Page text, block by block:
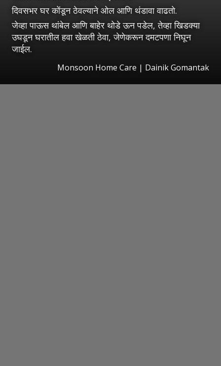
दिवसभर घर कोंडून ठेवल्याने ओल आणि थंडावा वाढतो.
जेव्हा पाऊस थांबेल आणि बाहेर थोडे ऊन पडेल, तेव्हा खिडक्या
उघडून घरातील हवा खेळती ठेवा, जेणेकरून दमटपणा निघून
जाईल.
Monsoon Home Care | Dainik Gomantak